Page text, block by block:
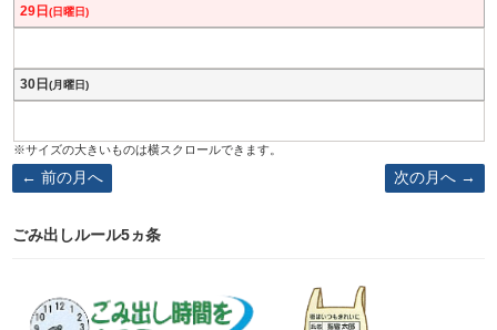
29日 (日曜日)
30日 (月曜日)
前の月へ 次の月へ
ごみ出しルール5ヵ条